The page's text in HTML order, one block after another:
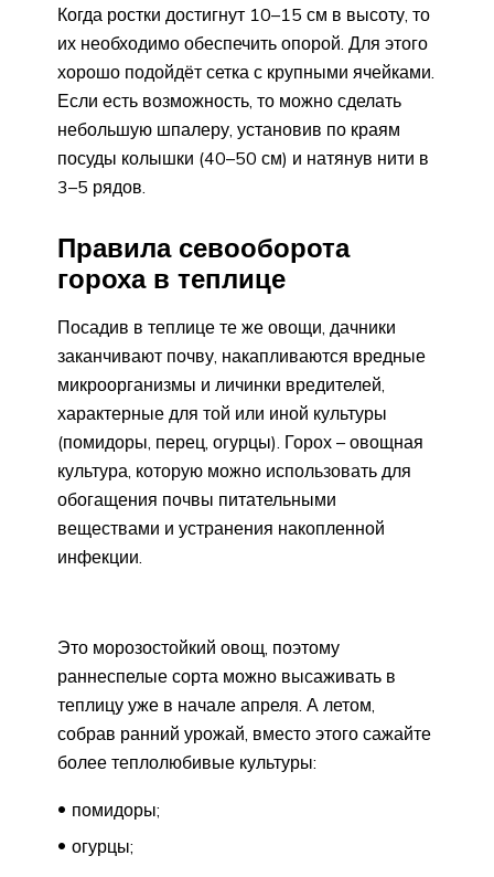
Когда ростки достигнут 10–15 см в высоту, то
их необходимо обеспечить опорой. Для этого
хорошо подойдёт сетка с крупными ячейками.
Если есть возможность, то можно сделать
небольшую шпалеру, установив по краям
посуды колышки (40–50 см) и натянув нити в
3–5 рядов.
Правила севооборота
гороха в теплице
Посадив в теплице те же овощи, дачники
заканчивают почву, накапливаются вредные
микроорганизмы и личинки вредителей,
характерные для той или иной культуры
(помидоры, перец, огурцы). Горох – овощная
культура, которую можно использовать для
обогащения почвы питательными
веществами и устранения накопленной
инфекции.
Это морозостойкий овощ, поэтому
раннеспелые сорта можно высаживать в
теплицу уже в начале апреля. А летом,
собрав ранний урожай, вместо этого сажайте
более теплолюбивые культуры:
помидоры;
огурцы;